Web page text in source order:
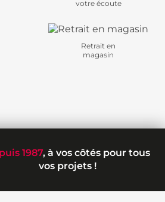
votre écoute
Retrait en
magasin
1987, à vos côtés pour tous
vos projets !